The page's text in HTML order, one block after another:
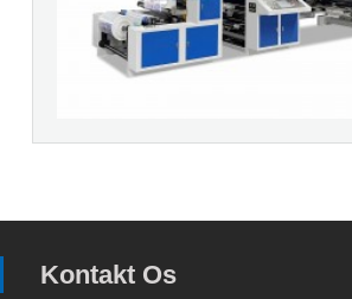
Kontakt Os